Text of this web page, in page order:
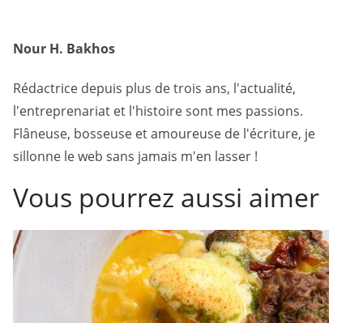
Nour H. Bakhos
Rédactrice depuis plus de trois ans, l'actualité,
l'entreprenariat et l'histoire sont mes passions.
Flâneuse, bosseuse et amoureuse de l'écriture, je
sillonne le web sans jamais m'en lasser !
Vous pourrez aussi aimer